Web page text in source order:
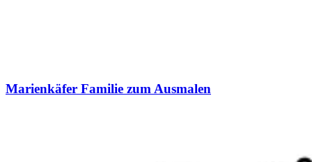
Marienkäfer Familie zum Ausmalen